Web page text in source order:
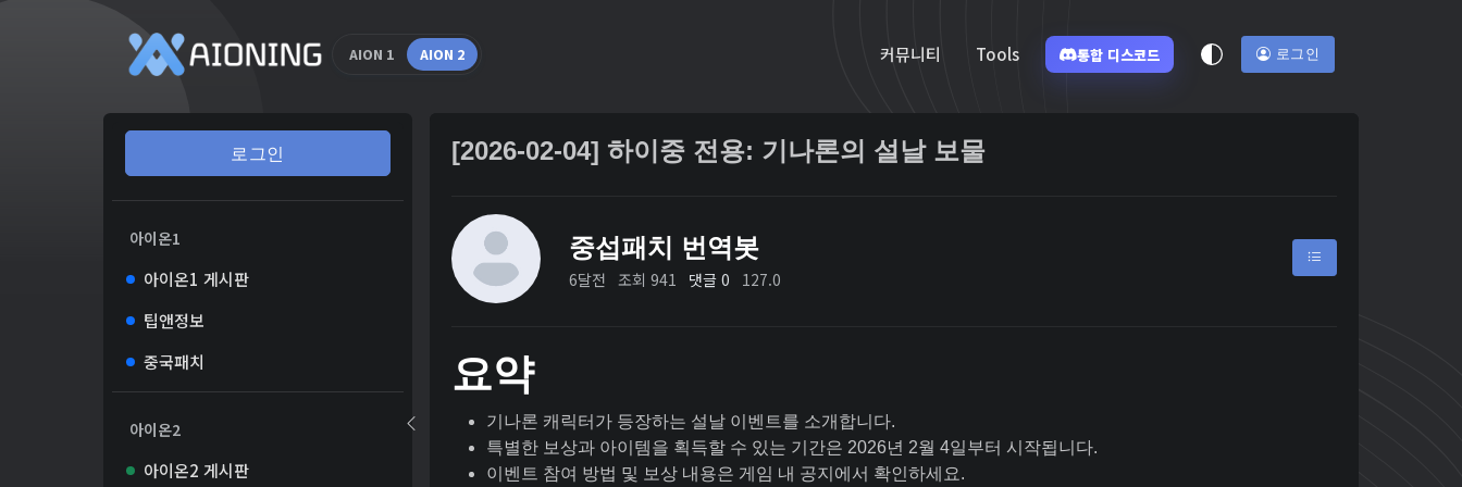
AION 1 AION 2 커뮤니티 Tools 통합 디스코드 로그인
로그인
아이온1
아이온1 게시판
팁앤정보
중국패치
아이온2
아이온2 게시판
[2026-02-04] 하이중 전용: 기나론의 설날 보물
중섭패치 번역봇
6달전 조회 941 댓글 0 127.0
요약
기나론 캐릭터가 등장하는 설날 이벤트를 소개합니다.
특별한 보상과 아이템을 획득할 수 있는 기간은 2026년 2월 4일부터 시작됩니다.
이벤트 참여 방법 및 보상 내용은 게임 내 공지에서 확인하세요.